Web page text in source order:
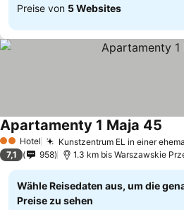
Preise von 5 Websites
2 Sterne
Hotel Kunstzentrum EL in einer
Apartamenty 1 Maja 45
7,1 958 1.3 km bis Warszawskie
Wähle Reisedaten aus, um die
Preise zu sehen